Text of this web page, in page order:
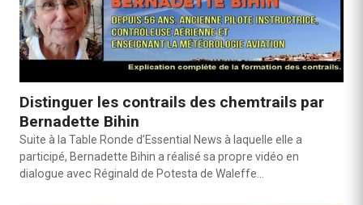
Distinguer les contrails des chemtrails par
Bernadette Bihin
Suite à la Table Ronde d’Essential News à laquelle elle a
participé, Bernadette Bihin a réalisé sa propre vidéo en
dialogue avec Réginald de Potesta de Waleffe…